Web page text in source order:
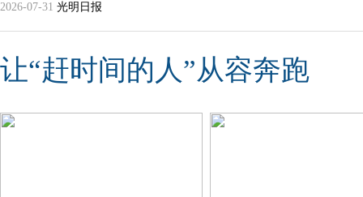
2026-07-31 光明日报
让“赶时间的人”从容奔跑